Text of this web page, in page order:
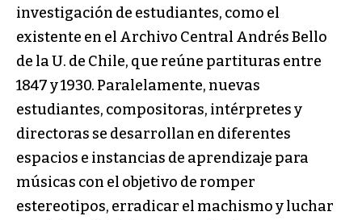
investigación de estudiantes, como el
existente en el Archivo Central Andrés Bello
de la U. de Chile, que reúne partituras entre
1847 y 1930. Paralelamente, nuevas
estudiantes, compositoras, intérpretes y
directoras se desarrollan en diferentes
espacios e instancias de aprendizaje para
músicas con el objetivo de romper
estereotipos, erradicar el machismo y luchar